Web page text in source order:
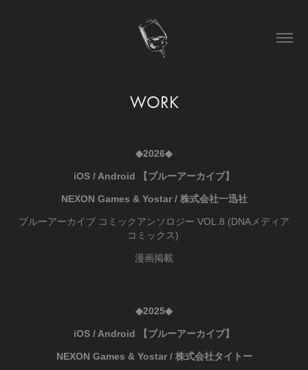
WORK
◆2026◆
iOS / Android 【ブルーアーカイブ】
NEXON Games & Yostar / 株式会社一迅社
ブルーアーカイブ コミックアンソロジー VOL.8 (DNAメディア
コミックス)
漫画掲載
◆2025◆
iOS / Android 【ブルーアーカイブ】
NEXON Games & Yostar / 株式会社タイトー